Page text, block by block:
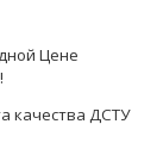
Цене
качества ДСТУ